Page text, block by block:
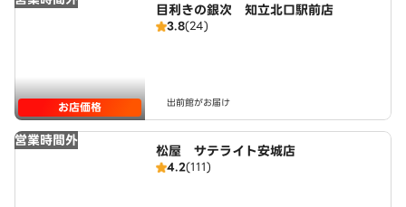
お店価格
目利きの銀次 知立北口駅前店
3.8(24)
出前館がお届け
営業時間外
松屋 サテライト安城店
4.2(111)